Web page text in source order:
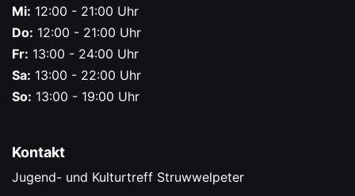
Mi: 12:00 - 21:00 Uhr
Do: 12:00 - 21:00 Uhr
Fr: 13:00 - 24:00 Uhr
Sa: 13:00 - 22:00 Uhr
So: 13:00 - 19:00 Uhr
Kontakt
Jugend- und Kulturtreff Struwwelpeter